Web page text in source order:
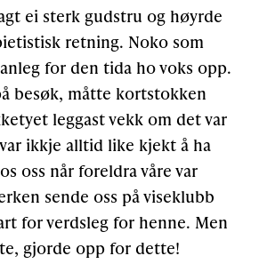
ei sterk gudstru og høyrde
retning. Noko som
for den tida ho voks opp.
besøk, måtte kortstokken
leggast vekk om det var
ikkje alltid like kjekt å ha
oss når foreldra våre var
sende oss på viseklubb
for verdsleg for henne. Men
gjorde opp for dette!